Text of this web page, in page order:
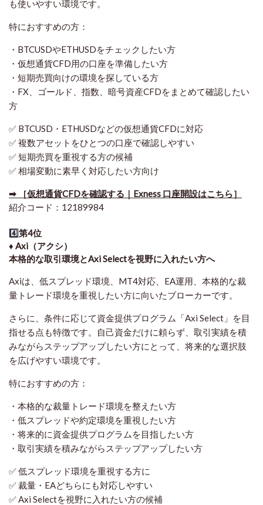
も使いやすい環境です。
特におすすめの方：
・BTCUSDやETHUSDをチェックしたい方
・仮想通貨CFD用の口座を準備したい方
・短期売買向けの環境を探している方
・FX、ゴールド、指数、暗号資産CFDをまとめて確認したい
方
✅ BTCUSD・ETHUSDなどの仮想通貨CFDに対応
✅ 複数アセットをひとつの口座で確認しやすい
✅ 短期売買を重視する方の候補
✅ 相場変動に素早く対応したい方向け
➡ ［仮想通貨CFDを確認する｜Exness 口座開設はこちら］
紹介コード：12189984
4️⃣第4位
♦️ Axi（アクシ）
本格的な取引環境とAxi Selectを視野に入れたい方へ
Axiは、低スプレッド環境、MT4対応、EA運用、本格的な裁
量トレード環境を重視したい方に向いたブローカーです。
さらに、条件に応じて資金提供プログラム「Axi Select」を目
指せる点も特徴です。自己資金だけに頼らず、取引実績を積
みながらステップアップしたい方にとって、将来的な選択肢
を広げやすい環境です。
特におすすめの方：
・本格的な裁量トレード環境を整えたい方
・低スプレッドや約定環境を重視したい方
・将来的に資金提供プログラムを目指したい方
・取引実績を積みながらステップアップしたい方
✅ 低スプレッド環境を重視する方に
✅ 裁量・EAどちらにも対応しやすい
✅ Axi Selectを視野に入れたい方の候補